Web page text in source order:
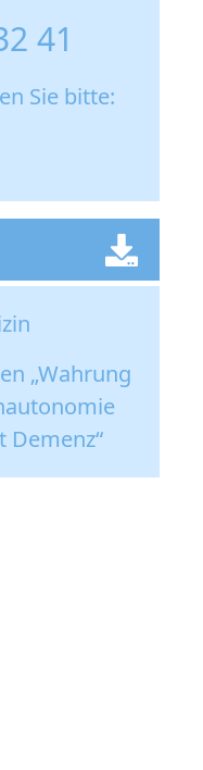
41
Sie bitte:
„Wahrung
Demenz“